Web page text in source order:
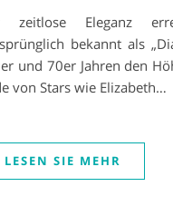
bekannt als
und 70er Jahren den
von Stars wie Elizabeth…
LESEN SIE MEHR